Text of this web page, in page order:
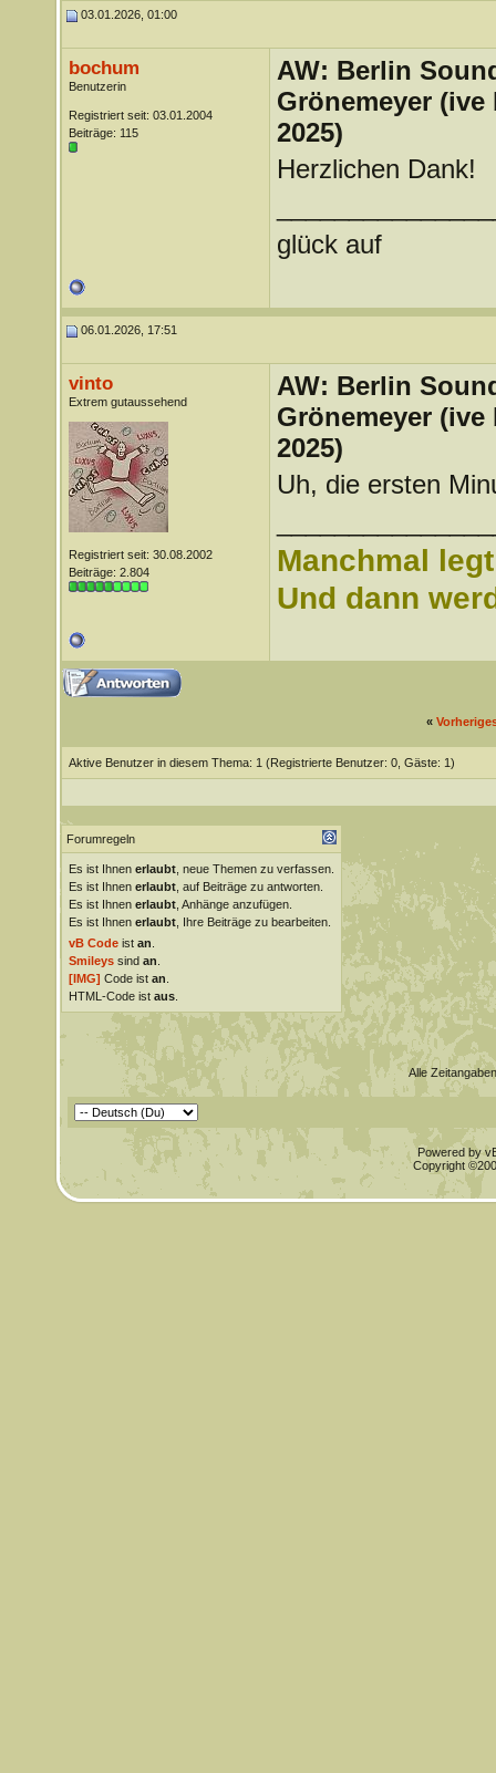
03.01.2026, 01:00
bochum
Benutzerin
Registriert seit: 03.01.2004
Beiträge: 115
AW: Berlin
Grönemeyer (ive
2025)
Herzlichen Dank!
glück auf
06.01.2026, 17:51
vinto
Extrem gutaussehend
Registriert seit: 30.08.2002
Beiträge: 2.804
AW: Berlin
Grönemeyer (ive
2025)
Uh, die ersten
Manchmal
Und dann
«
Aktive Benutzer in diesem Thema: 1 (Registrierte Benutzer: 0, Gäste: 1)
Forumregeln
Es ist Ihnen erlaubt, neue Themen zu verfassen.
Es ist Ihnen erlaubt, auf Beiträge zu antworten.
Es ist Ihnen erlaubt, Anhänge anzufügen.
Es ist Ihnen erlaubt, Ihre Beiträge zu bearbeiten.
vB Codeist an
Smileyssind an
[IMG] Code ist an
HTML-Code ist aus.
Alle
Powered by
Copyright